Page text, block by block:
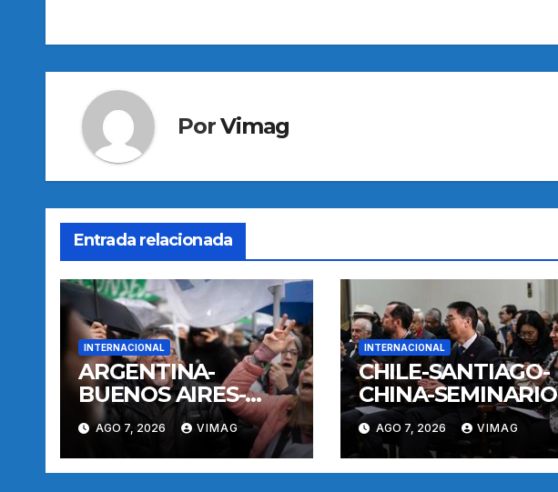
entradas
PorVimag
Entrada relacionada
INTERNACIONAL
ARGENTINA-
BUENOS AIRES-
MANIFESTACION
AGO 7, 2026 VIMAG
INTERNACIONAL
CHILE-SANTIAGO-
CHINA-SEMINARIO
AGO 7, 2026 VIMAG